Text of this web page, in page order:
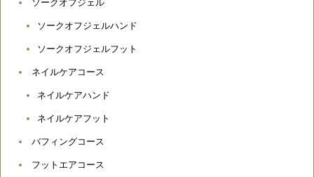
ソークオフジェル
ソークオフジェルハンド
ソークオフジェルフット
ネイルケアコース
ネイルケアハンド
ネイルケアフット
バフィングコース
フットエアコース